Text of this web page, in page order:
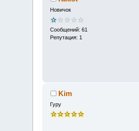
Новичок
Сообщений: 61
Репутация: 1
Kim
Гуру